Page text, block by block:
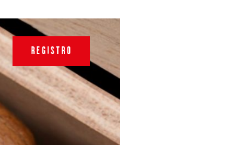
REGISTRO